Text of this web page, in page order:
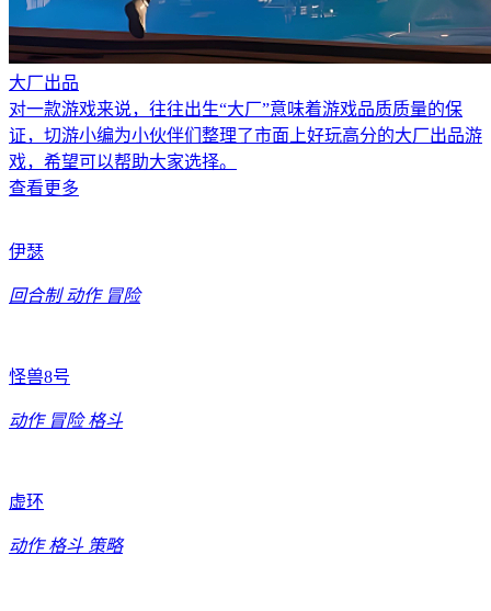
大厂出品
对一款游戏来说，往往出生“大厂”意味着游戏品质质量的保
证，切游小编为小伙伴们整理了市面上好玩高分的大厂出品游
戏，希望可以帮助大家选择。
查看更多
伊瑟
回合制 动作 冒险
怪兽8号
动作 冒险 格斗
虚环
动作 格斗 策略